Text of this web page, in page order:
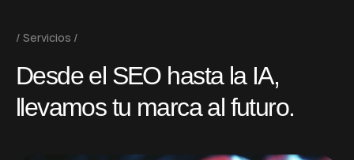
Servicios
Desde el SEO hasta la IA,
llevamos tu marca al futuro.